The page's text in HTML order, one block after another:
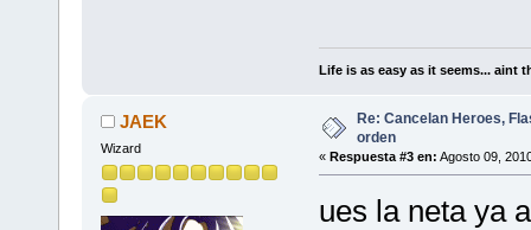
Life is as easy as it seems... aint
JAEK
Wizard
Re: Cancelan Heroes,
orden
« Respuesta #3 en: Agosto 09,
ues la neta ya